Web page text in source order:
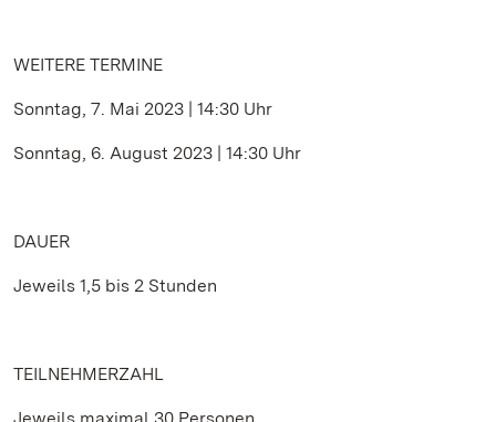
WEITERE TERMINE
Sonntag, 7. Mai 2023 | 14:30 Uhr
Sonntag, 6. August 2023 | 14:30 Uhr
DAUER
Jeweils 1,5 bis 2 Stunden
TEILNEHMERZAHL